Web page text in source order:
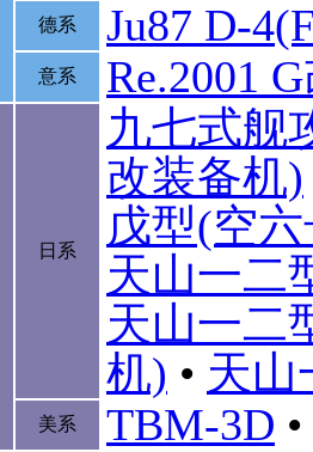
德系 Ju87 D-
意系 Re.2001
日系
九七式舰
改装备机)
戊型(空
天山一二
天山一二
机) • 天山
美系 TBM-3D •